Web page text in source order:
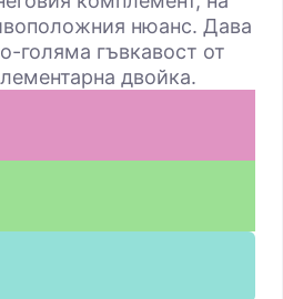
нюанс. Дава
голяма гъвкавост от
двойка.